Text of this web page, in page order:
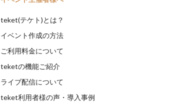
teket(テケト)とは？
イベント作成の方法
ご利用料金について
teketの機能ご紹介
ライブ配信について
teket利用者様の声・導入事例